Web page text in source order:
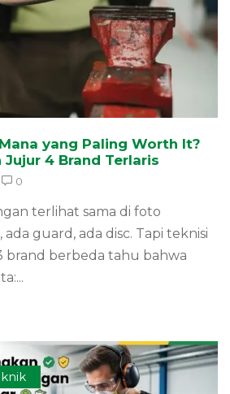
yang Paling Worth It?
4 Brand Terlaris
0
terlihat sama di foto
guard, ada disc. Tapi teknisi
brand berbeda tahu bahwa